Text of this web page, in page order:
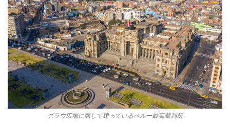
グラウ広場に面して建っているペルー最高裁判所